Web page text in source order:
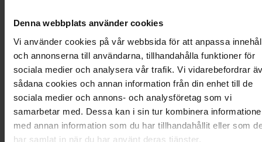
Denna webbplats använder cookies
Vi använder cookies på vår webbsida för att anpassa
och annonserna till användarna, tillhandahålla funktioner för
sociala medier och analysera vår trafik. Vi vidarebefordrar
sådana cookies och annan information från din enhet till de
sociala medier och annons- och analysföretag som vi
samarbetar med. Dessa kan i sin tur kombinera
med annan information som du har tillhandahållit eller som
har samlat in när du har använt deras tjänster.
redan nu planera för ceremonin.
Minnesstund
Många väljer att träffas efter begravningen för en
minnesstund. Då har begravningsgästerna
möjlighet att vara tillsammans och minnas den